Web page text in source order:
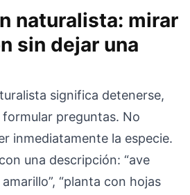
naturalista: mirar
sin dejar una
significa detenerse,
preguntas. No
inmediatamente la especie.
una descripción: “ave
“planta con hojas